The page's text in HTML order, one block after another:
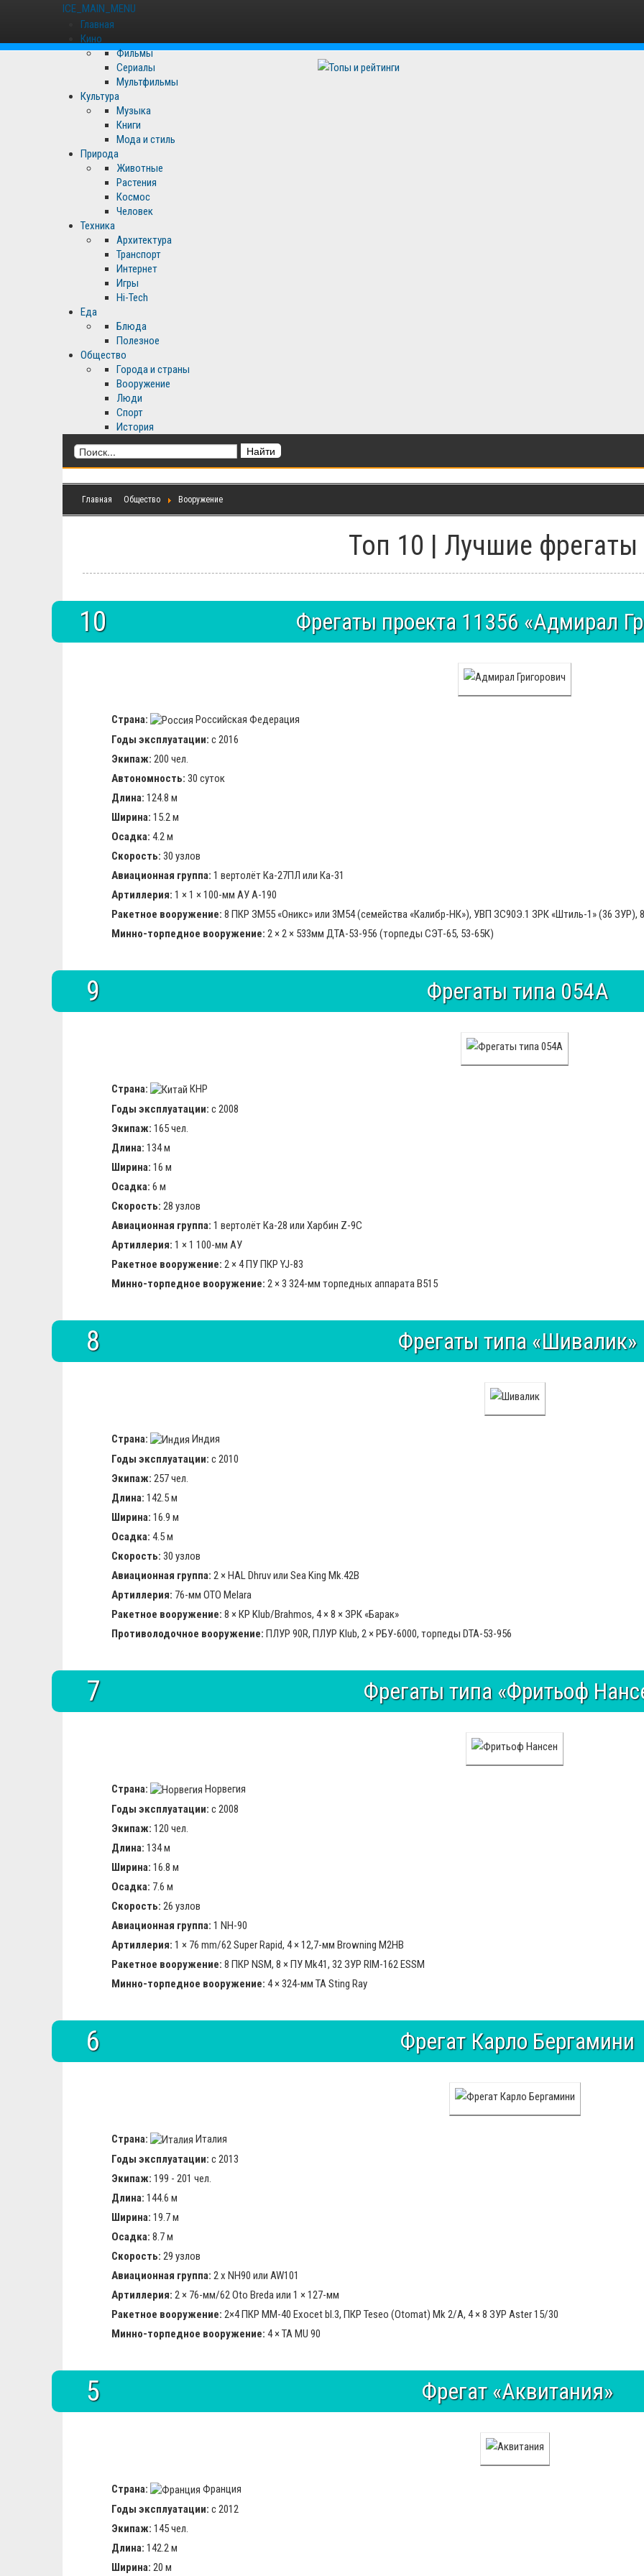
ICE_MAIN_MENU
Главная
Кино
Фильмы
Сериалы
Мультфильмы
Культура
Музыка
Книги
Мода и стиль
Природа
Животные
Растения
Космос
Человек
Техника
Архитектура
Транспорт
Интернет
Игры
Hi-Tech
Еда
Блюда
Полезное
Общество
Города и страны
Вооружение
Люди
Спорт
История
Главная Общество Вооружение
Топ 10 | Лучшие фрегаты
10 Фрегаты проекта 11356 «Адмирал
Страна:
Российская Федерация
Годы эксплуатации: с 2016
Экипаж: 200 чел.
Автономность: 30 суток
Длина: 124.8 м
Ширина: 15.2 м
Осадка: 4.2 м
Скорость: 30 узлов
Авиационная группа: 1 вертолёт Ка-27ПЛ или Ка-31
Артиллерия: 1 × 1 × 100-мм АУ А-190
Ракетное вооружение: 8 ПКР ЗМ55 «Оникс» или 3М54 (семейства «Калибр-НК»), УВП ЗС90Э.1 ЗРК «Штиль-1» (36 ЗУР),
Минно-торпедное вооружение: 2 × 2 × 533мм ДТА-53-956 (торпеды СЭТ-65, 53-65К)
9 Фрегаты типа 054А
Страна:
КНР
Годы эксплуатации: с 2008
Экипаж: 165 чел.
Длина: 134 м
Ширина: 16 м
Осадка: 6 м
Скорость: 28 узлов
Авиационная группа: 1 вертолёт Ка-28 или Харбин Z-9C
Артиллерия: 1 × 1 100-мм АУ
Ракетное вооружение: 2 × 4 ПУ ПКР YJ-83
Минно-торпедное вооружение: 2 × 3 324-мм торпедных аппарата B515
8 Фрегаты типа «Шивалик»
Страна:
Индия
Годы эксплуатации: с 2010
Экипаж: 257 чел.
Длина: 142.5 м
Ширина: 16.9 м
Осадка: 4.5 м
Скорость: 30 узлов
Авиационная группа: 2 × HAL Dhruv или Sea King Mk.42B
Артиллерия: 76-мм OTO Melara
Ракетное вооружение: 8 × КР Klub/Brahmos, 4 × 8 × ЗРК «Барак»
Противолодочное вооружение: ПЛУР 90R, ПЛУР Klub, 2 × РБУ-6000, торпеды DTA-53-956
7 Фрегаты типа «Фритьоф
Страна:
Норвегия
Годы эксплуатации: с 2008
Экипаж: 120 чел.
Длина: 134 м
Ширина: 16.8 м
Осадка: 7.6 м
Скорость: 26 узлов
Авиационная группа: 1 NH-90
Артиллерия: 1 × 76 mm/62 Super Rapid, 4 × 12,7-мм Browning M2HB
Ракетное вооружение: 8 ПКР NSM, 8 × ПУ Mk41, 32 ЗУР RIM-162 ESSM
Минно-торпедное вооружение: 4 × 324-мм ТА Sting Ray
6 Фрегат Карло Бергамини
Страна:
Италия
Годы эксплуатации: с 2013
Экипаж: 199 - 201 чел.
Длина: 144.6 м
Ширина: 19.7 м
Осадка: 8.7 м
Скорость: 29 узлов
Авиационная группа: 2 x NH90 или AW101
Артиллерия: 2 × 76-мм/62 Oto Breda или 1 × 127-мм
Ракетное вооружение: 2×4 ПКР MM-40 Exocet bl.3, ПКР Teseo (Otomat) Mk 2/A, 4 × 8 ЗУР Aster 15/30
Минно-торпедное вооружение: 4 × ТА MU 90
5 Фрегат «Аквитания»
Страна:
Франция
Годы эксплуатации: с 2012
Экипаж: 145 чел.
Длина: 142.2 м
Ширина: 20 м